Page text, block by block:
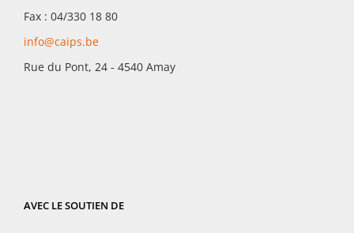
Fax : 04/330 18 80
info@caips.be
Rue du Pont, 24 - 4540 Amay
AVEC LE SOUTIEN DE